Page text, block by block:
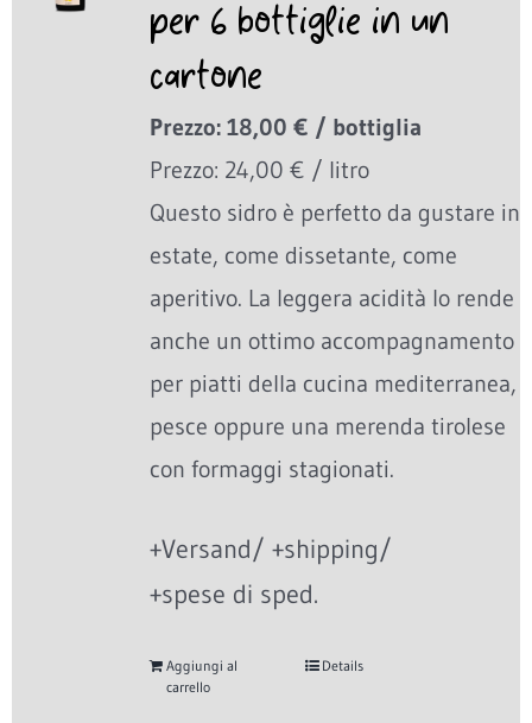
per 6 bottiglie in un
cartone
Prezzo: 18,00 € / bottiglia
Prezzo: 24,00 € / litro
Questo sidro è perfetto da gustare in
estate, come dissetante, come
aperitivo. La leggera acidità lo rende
anche un ottimo accompagnamento
per piatti della cucina mediterranea,
pesce oppure una merenda tirolese
con formaggi stagionati.
+Versand/ +shipping/
+spese di sped.
Aggiungi al
carrello
Details